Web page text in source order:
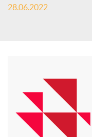
r
28.06.2022